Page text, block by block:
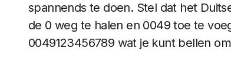
spannends te doen. Stel dat het
de 0 weg te halen en 0049 toe te
0049123456789 wat je kunt bellen